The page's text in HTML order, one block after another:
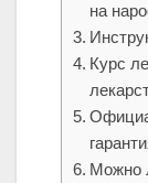
на
Курс
Можно